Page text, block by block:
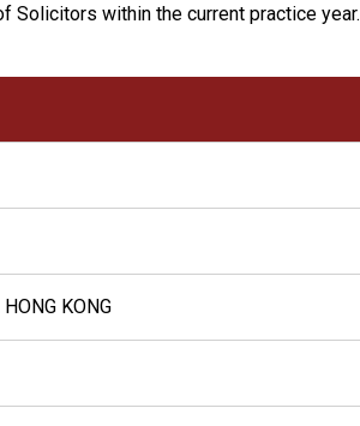
Solicitors within the current practice year.
KONG